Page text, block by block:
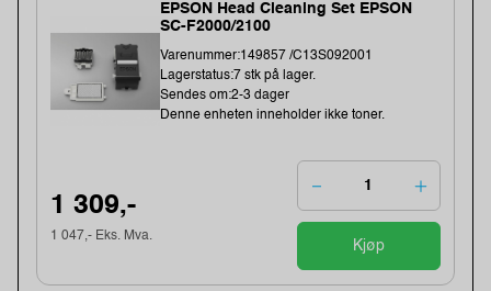
EPSON Head Cleaning Set EPSON
SC-F2000/2100
Varenummer:149857 /C13S092001
Lagerstatus:7 stk på lager.
Sendes om:2-3 dager
Denne enheten inneholder ikke toner.
1 309,-
1 047,- Eks. Mva.
Kjøp